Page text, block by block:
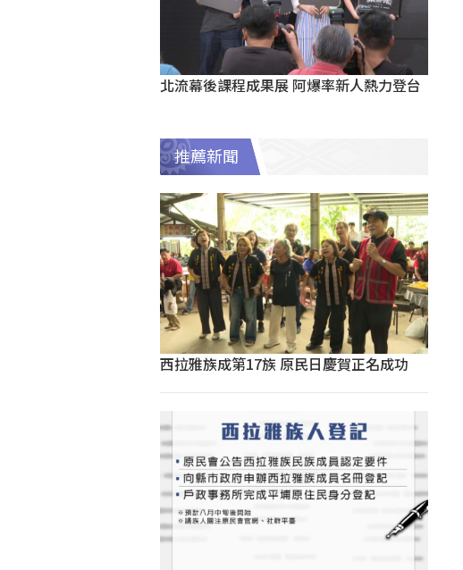
北流幕後課程成果展 阿爆率新人熱力登台
推薦新聞
西拉雅族成第17族 原民日慶賀正名成功